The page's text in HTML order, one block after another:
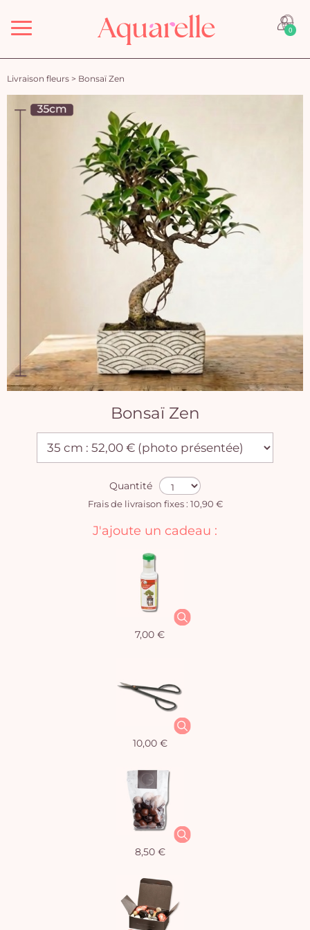
Menu 0
Livraison fleurs > Bonsaï Zen
Bonsaï Zen
Quantité
Frais de livraison fixes : 10,90 €
J'ajoute un cadeau :
7,00 €
10,00 €
8,50 €